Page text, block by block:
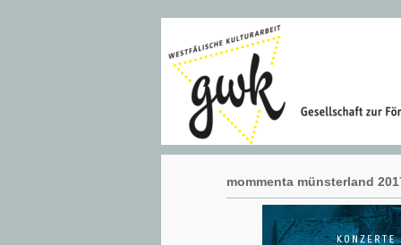
mommenta münsterland